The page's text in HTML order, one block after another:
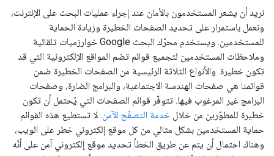
نريد أن يشعر المستخدمون بالأمان عند إجراء عمليات البحث على الإنترنت،
ونعمل باستمرار على تحديد الصفحات الخطيرة وزيادة الحماية
للمستخدمين. ويستخدم محرّك البحث Google خوارزميات تلقائية
وملاحظات المستخدمين لتجميع قوائم تضم المواقع الإلكترونية التي قد
تكون خطيرة. والأنواع الثلاثة الرئيسية من الصفحات الخطيرة ضمن
قوائمنا هي صفحات الهندسة الاجتماعية، والبرامج الضارة، وصفحات
البرامج غير المرغوب فيها. تتوفّر قوائم الصفحات التي يُحتمل أن تكون
خطيرة للمطوّرين من خلال خدمة التصفّح الآمن. لا تستطيع هذه القوائم
حماية المستخدمين بشكل مثالي من كل موقع إلكتروني خطر على الويب،
وهناك احتمال أن يتم عن طريق الخطأ تحديد موقع إلكتروني آمن على أنّه